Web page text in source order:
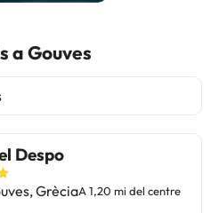
a Gouves
Despo
GrèciaA 1,20 mi del centre